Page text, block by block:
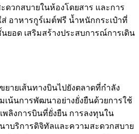
ดวกสบายในห้องโดยสาร และการ
ส่ อาหารกูร์เมต์ฟรี น้ำหนักกระเป๋าที่
ยอด เสริมสร้างประสบการณ์การเดิน
ยายเส้นทางบินไปยังตลาดที่กำลัง
เน้นการพัฒนาอย่างยั่งยืนด้วยการใช้
พลิงการบินที่ยั่งยืน การลงทุนใน
าบริการดิจิทัลและความสะดวกสบาย